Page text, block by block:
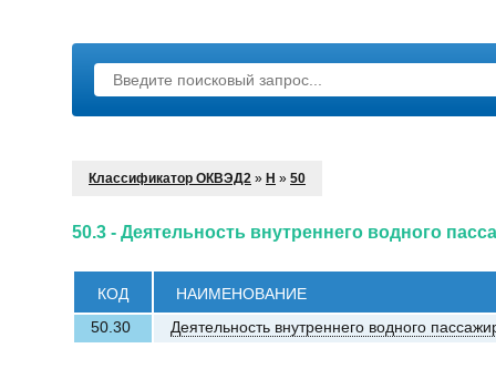
Классификатор ОКВЭД2 » H » 50
50.3 - Деятельность внутреннего водного
КОД
НАИМЕНОВАНИЕ
50.30
Деятельность внутреннего водного